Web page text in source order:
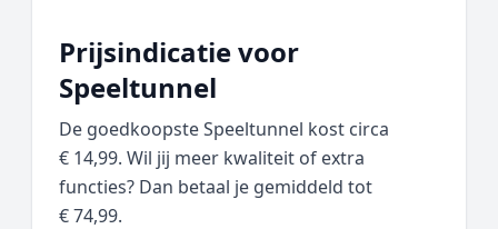
Prijsindicatie voor
Speeltunnel
De goedkoopste Speeltunnel kost circa
€ 14,99. Wil jij meer kwaliteit of extra
functies? Dan betaal je gemiddeld tot
€ 74,99.